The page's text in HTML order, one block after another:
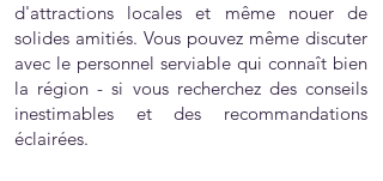
d'attractions locales et même nouer de
solides amitiés. Vous pouvez même discuter
avec le personnel serviable qui connaît bien
la région - si vous recherchez des conseils
inestimables et des recommandations
éclairées.